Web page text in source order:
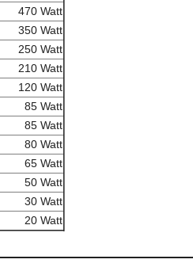
470 Watt
350 Watt
250 Watt
210 Watt
120 Watt
85 Watt
85 Watt
80 Watt
65 Watt
50 Watt
30 Watt
20 Watt